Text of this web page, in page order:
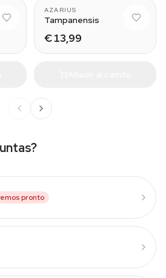
AZARIUS
Tampanensis
€ 13,99
pronto